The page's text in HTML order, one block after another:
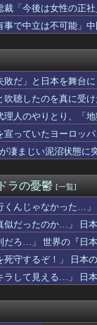
しい奴は都市伝説だ
？今度のUNOは心理
！ あと一人から華
勝ち 交流戦後初の4
）
犯川口侑斗（19）
た左翼さん、流石
嫁はお菓子が店の
る男は浮気確定です
見つかってしまう
て、見てない映画
ャンブルにハマる若
とある非常識行為に
した」って言われ
されてキャーって
「ジプシー・デン
トバンクが西武と
て水が欲しいのか
焼き」で食中毒 男
グする人がめっきり
に苦心 太りすぎ・
裁「今後は女性の正
事で中立は不可能」
敗だ」と日本を舞
吹聴したのを真に
理人のやりとり、「
宣っていたヨーロッ
凄まじい泥沼状態
ラの憂鬱 [一覧]
くんじゃなかった…
似だったのか…」 日
だろ…」 世界の『日
死守するぞ！」 日本
ラして見える…」 日